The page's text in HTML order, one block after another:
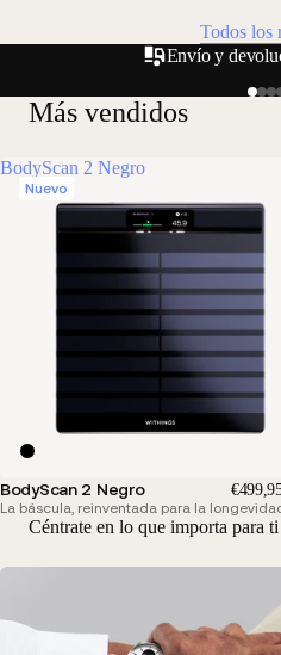
Todos los
Envío y
Más vendidos
BodyScan 2 Negro
Nuevo
BodyScan 2 Negro
La báscula, reinventada para la
Céntrate en lo que importa para ti